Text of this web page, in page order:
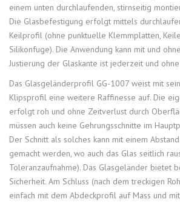
einem unten durchlaufenden, stirnseitig
Die Glasbefestigung erfolgt mittels
Keilprofil (ohne punktuelle Klemmplatten,
Silikonfuge). Die Anwendung kann mit und
Justierung der Glaskante ist jederzeit und
Das Glasgeländerprofil GG-1007 weist mit
Klipsprofil eine weitere Raffinesse auf. Die
erfolgt roh und ohne Zeitverlust durch
müssen auch keine Gehrungsschnitte im
Der Schnitt als solches kann mit einem
gemacht werden, wo auch das Glas seitlich
Toleranzaufnahme). Das Glasgeländer bietet
Sicherheit. Am Schluss (nach dem treckigen
einfach mit dem Abdeckprofil auf Mass und